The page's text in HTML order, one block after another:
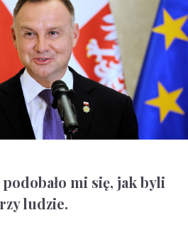
mi się, jak byli
ludzie.